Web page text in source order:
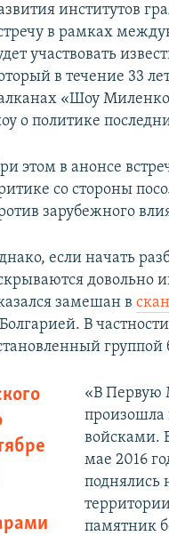
институтов
в рамках
участвовать
в течение 33
«Шоу Миленко
о политике
этом в анонсе
со стороны
зарубежного
если начать
довольно
замешан в
В
группой
«В Первую
произошла
войсками.
мае 2016
поднялись
памятник